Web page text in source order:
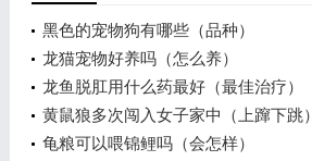
黑色的宠物狗有哪些（品种）
龙猫宠物好养吗（怎么养）
龙鱼脱肛用什么药最好（最佳治疗）
黄鼠狼多次闯入女子家中（上蹿下跳）
龟粮可以喂锦鲤吗（会怎样）